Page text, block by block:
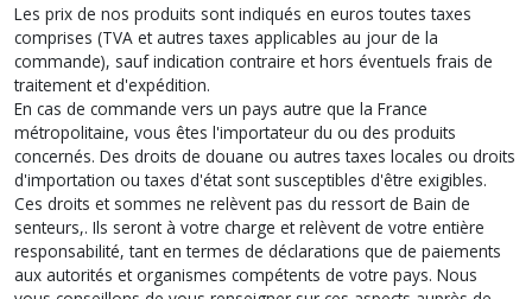
Les prix de nos produits sont indiqués en euros toutes taxes
comprises (TVA et autres taxes applicables au jour de la
commande), sauf indication contraire et hors éventuels frais de
traitement et d'expédition.
En cas de commande vers un pays autre que la France
métropolitaine, vous êtes l'importateur du ou des produits
concernés. Des droits de douane ou autres taxes locales ou droits
d'importation ou taxes d'état sont susceptibles d'être exigibles.
Ces droits et sommes ne relèvent pas du ressort de Bain de
senteurs,. Ils seront à votre charge et relèvent de votre entière
responsabilité, tant en termes de déclarations que de paiements
aux autorités et organismes compétents de votre pays. Nous